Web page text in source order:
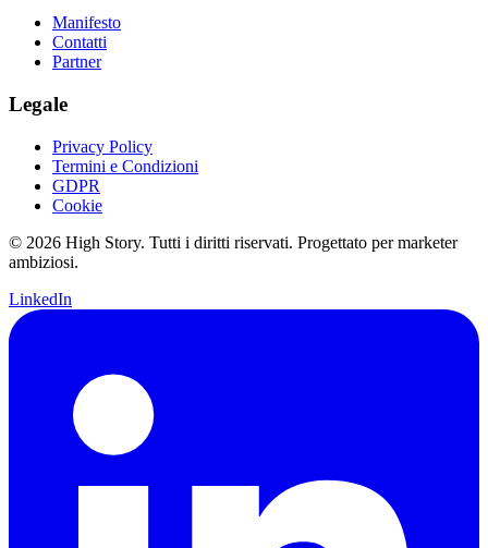
Manifesto
Contatti
Partner
Legale
Privacy Policy
Termini e Condizioni
GDPR
Cookie
© 2026 High Story. Tutti i diritti riservati. Progettato per marketer
ambiziosi.
LinkedIn